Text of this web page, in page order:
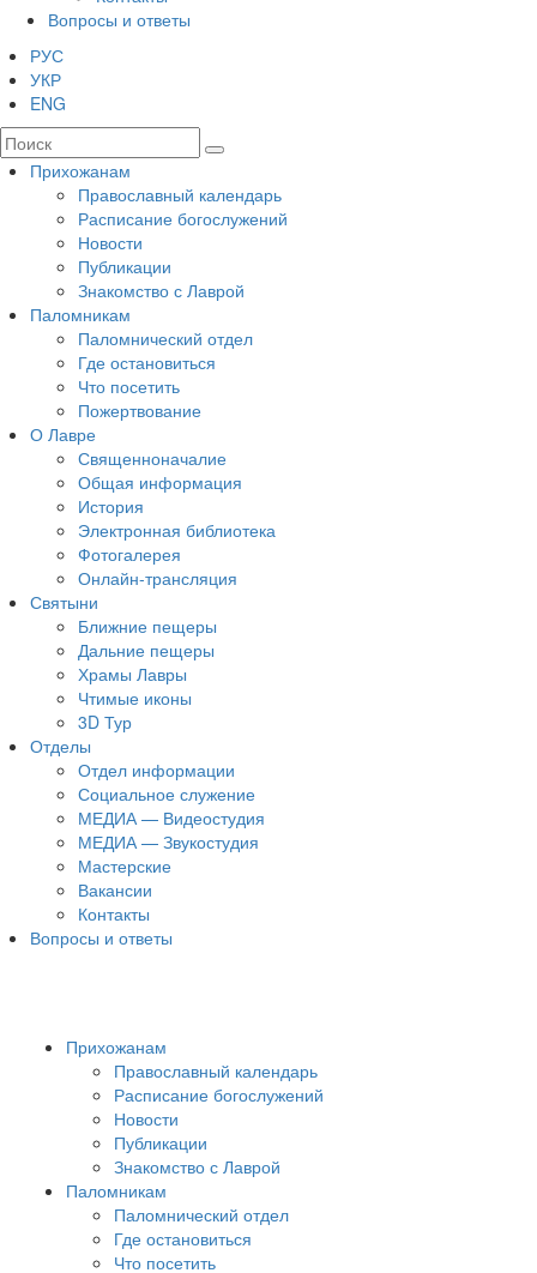
Вопросы и ответы
РУС
УКР
ENG
Прихожанам
Православный календарь
Расписание богослужений
Новости
Публикации
Знакомство с Лаврой
Паломникам
Паломнический отдел
Где остановиться
Что посетить
Пожертвование
О Лавре
Священноначалие
Общая информация
История
Электронная библиотека
Фотогалерея
Онлайн-трансляция
Святыни
Ближние пещеры
Дальние пещеры
Храмы Лавры
Чтимые иконы
3D Тур
Отделы
Отдел информации
Социальное служение
МЕДИА — Видеостудия
МЕДИА — Звукостудия
Мастерские
Вакансии
Контакты
Вопросы и ответы
Прихожанам
Православный календарь
Расписание богослужений
Новости
Публикации
Знакомство с Лаврой
Паломникам
Паломнический отдел
Где остановиться
Что посетить